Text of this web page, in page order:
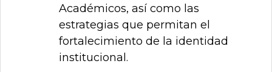
Académicos, así como las
estrategias que permitan el
fortalecimiento de la identidad
institucional.